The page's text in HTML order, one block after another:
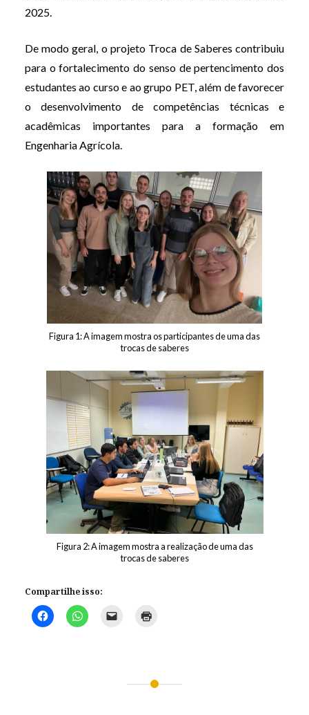
2025.
De modo geral, o projeto Troca de Saberes contribuiu
para o fortalecimento do senso de pertencimento dos
estudantes ao curso e ao grupo PET, além de favorecer
o desenvolvimento de competências técnicas e
acadêmicas importantes para a formação em
Engenharia Agrícola.
Figura 1: A imagem mostra os participantes de uma das
trocas de saberes
Figura 2: A imagem mostra a realização de uma das
trocas de saberes
Compartilhe isso: